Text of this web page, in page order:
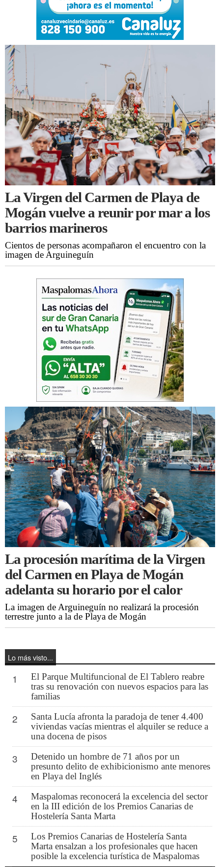
La Virgen del Carmen de Playa de
Mogán vuelve a reunir por mar a los
barrios marineros
Cientos de personas acompañaron el encuentro con la
imagen de Arguineguín
La procesión marítima de la Virgen
del Carmen en Playa de Mogán
adelanta su horario por el calor
La imagen de Arguineguín no realizará la procesión
terrestre junto a la de Playa de Mogán
Lo más visto...
1
El Parque Multifuncional de El Tablero reabre
tras su renovación con nuevos espacios para las
familias
2
Santa Lucía afronta la paradoja de tener 4.400
viviendas vacías mientras el alquiler se reduce a
una docena de pisos
3
Detenido un hombre de 71 años por un
presunto delito de exhibicionismo ante menores
en Playa del Inglés
4
Maspalomas reconocerá la excelencia del sector
en la III edición de los Premios Canarias de
Hostelería Santa Marta
5
Los Premios Canarias de Hostelería Santa
Marta ensalzan a los profesionales que hacen
posible la excelencia turística de Maspalomas